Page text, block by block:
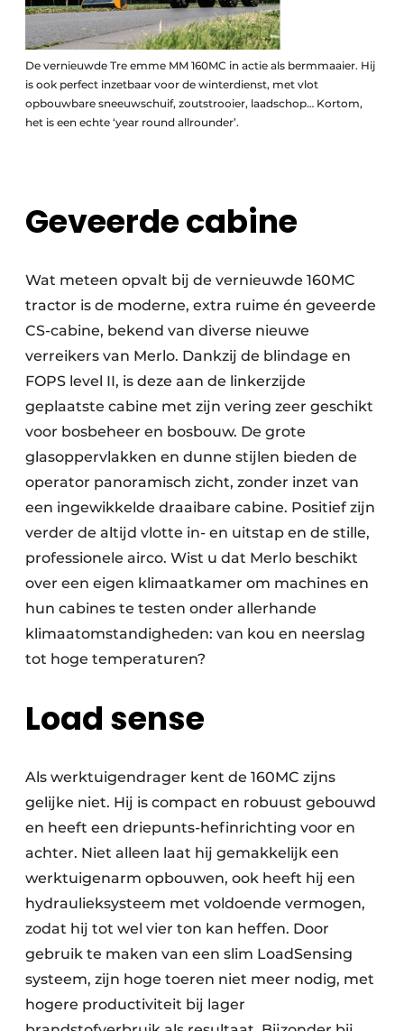
De vernieuwde Tre emme MM 160MC in actie als bermmaaier. Hij
is ook perfect inzetbaar voor de winterdienst, met vlot
opbouwbare sneeuwschuif, zoutstrooier, laadschop… Kortom,
het is een echte ‘year round allrounder’.
Geveerde cabine
Wat meteen opvalt bij de vernieuwde 160MC
tractor is de moderne, extra ruime én geveerde
CS-cabine, bekend van diverse nieuwe
verreikers van Merlo. Dankzij de blindage en
FOPS level II, is deze aan de linkerzijde
geplaatste cabine met zijn vering zeer geschikt
voor bosbeheer en bosbouw. De grote
glasoppervlakken en dunne stijlen bieden de
operator panoramisch zicht, zonder inzet van
een ingewikkelde draaibare cabine. Positief zijn
verder de altijd vlotte in- en uitstap en de stille,
professionele airco. Wist u dat Merlo beschikt
over een eigen klimaatkamer om machines en
hun cabines te testen onder allerhande
klimaatomstandigheden: van kou en neerslag
tot hoge temperaturen?
Load sense
Als werktuigendrager kent de 160MC zijns
gelijke niet. Hij is compact en robuust gebouwd
en heeft een driepunts-hefinrichting voor en
achter. Niet alleen laat hij gemakkelijk een
werktuigenarm opbouwen, ook heeft hij een
hydraulieksysteem met voldoende vermogen,
zodat hij tot wel vier ton kan heffen. Door
gebruik te maken van een slim LoadSensing
systeem, zijn hoge toeren niet meer nodig, met
hogere productiviteit bij lager